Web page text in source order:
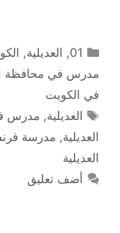
التصنيفات
01
, العديلية,
مدرس في محافظة
في الكويت
الوسوم
العديلية, مدرس
العديلية, مدرسة
العديلية
أضف تعليق